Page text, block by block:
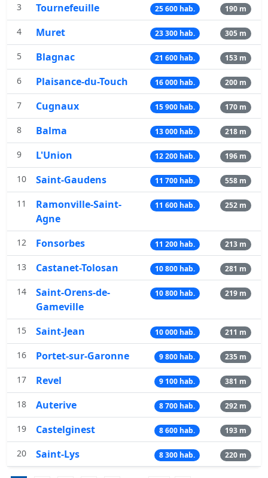
3 Tournefeuille 25 600 hab. 190 m
4 Muret 23 300 hab. 305 m
5 Blagnac 21 600 hab. 153 m
6 Plaisance-du-Touch 16 000 hab. 200 m
7 Cugnaux 15 900 hab. 170 m
8 Balma 13 000 hab. 218 m
9 L'Union 12 200 hab. 196 m
10 Saint-Gaudens 11 700 hab. 558 m
11
Ramonville-Saint-
Agne
11 600 hab. 252 m
12 Fonsorbes 11 200 hab. 213 m
13 Castanet-Tolosan 10 800 hab. 281 m
14
Saint-Orens-de-
Gameville
10 800 hab. 219 m
15 Saint-Jean 10 000 hab. 211 m
16 Portet-sur-Garonne 9 800 hab. 235 m
17 Revel 9 100 hab. 381 m
18 Auterive 8 700 hab. 292 m
19 Castelginest 8 600 hab. 193 m
20 Saint-Lys 8 300 hab. 220 m